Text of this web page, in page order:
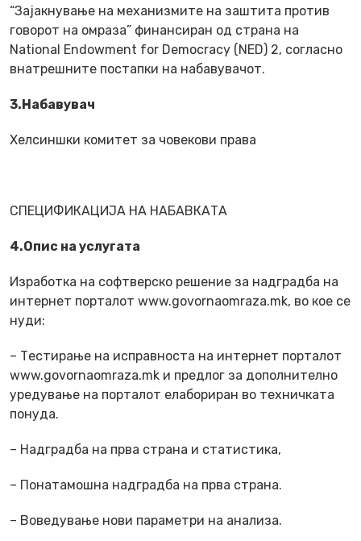
“Зајакнување на механизмите на заштита против
говорот на омраза” финансиран од страна на
National Endowment for Democracy (NED) 2, согласно
внатрешните постапки на набавувачот.
3.Набавувач
Хелсиншки комитет за човекови права
СПЕЦИФИКАЦИЈА НА НАБАВКАТА
4.Oпис на услугата
Изработка на софтверско решение за надградба на
интернет порталот www.govornaomraza.mk, во кое се
нуди:
– Тестирање на исправноста на интернет порталот
www.govornaomraza.mk и предлог за дополнително
уредување на порталот елабориран во техничката
понуда.
– Надградба на прва страна и статистика,
– Понатамошна надградба на прва страна.
– Воведување нови параметри на анализа.